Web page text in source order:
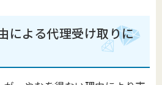
による代理受け取りに